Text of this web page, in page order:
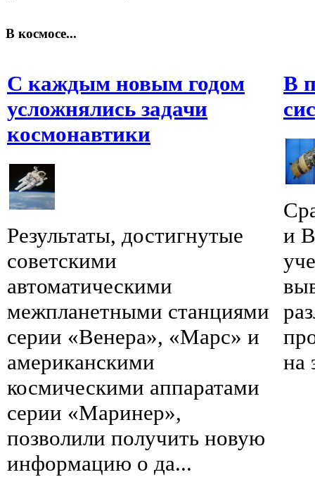
В космосе...
С каждым новым годом
усложнялись задачи
космонавтики
Результаты, достигнутые
советскими
автоматическими
межпланетными станциями
серии «Венера», «Марс» и
американскими
космическими аппаратами
серии «Маринер»,
позволили получить новую
информацию о да...
В
и
на